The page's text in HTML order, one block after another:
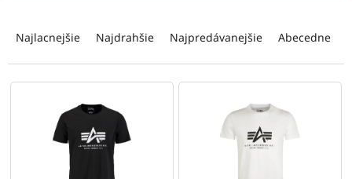
e
n
Najlacnejšie Najdrahšie Najpredávanejšie Abecedne
V